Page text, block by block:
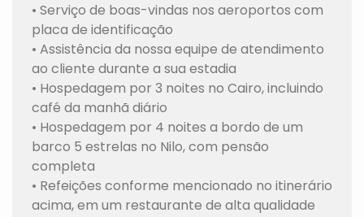
• Serviço de boas-vindas nos aeroportos com
placa de identificação
• Assistência da nossa equipe de atendimento
ao cliente durante a sua estadia
• Hospedagem por 3 noites no Cairo, incluindo
café da manhã diário
• Hospedagem por 4 noites a bordo de um
barco 5 estrelas no Nilo, com pensão
completa
• Refeições conforme mencionado no itinerário
acima, em um restaurante de alta qualidade